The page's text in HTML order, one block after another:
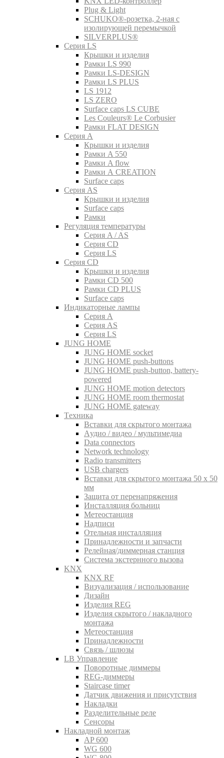
Plug & Light
SCHUKO®-розетка, 2-ная с
изолирующей перемычкой
SILVERPLUS®
Серия LS
Крышки и изделия
Рамки LS 990
Рамки LS-DESIGN
Рамки LS PLUS
LS 1912
LS ZERO
Surface caps LS CUBE
Les Couleurs® Le Corbusier
Рамки FLAT DESIGN
Серия A
Крышки и изделия
Рамки A 550
Рамки A flow
Рамки A CREATION
Surface caps
Серия AS
Крышки и изделия
Surface caps
Рамки
Регуляция температуры
Серия A / AS
Серия CD
Серия LS
Серия CD
Крышки и изделия
Рамки CD 500
Рамки CD PLUS
Surface caps
Индикаторные лампы
Серия A
Серия AS
Серия LS
JUNG HOME
JUNG HOME socket
JUNG HOME push-buttons
JUNG HOME push-button, battery-
powered
JUNG HOME motion detectors
JUNG HOME room thermostat
JUNG HOME gateway
Tехника
Вставки для скрытого монтажа
Aудио / видео / мультимедиа
Data connectors
Network technology
Radio transmitters
USB chargers
Вставки для скрытого монтажа 50 x 50
мм
Защита от перенапряжения
Инсталляция больниц
Метеостанция
Надписи
Отельная инсталляция
Принадлежности и запчасти
Релейная/диммерная станция
Система экстернного вызова
KNX
KNX RF
Визуализация / использование
Дизайн
Изделия REG
Изделия скрытого / накладного
монтажа
Метеостанция
Принадлежности
Связь / шлюзы
LB Управление
Поворотные диммеры
REG-диммеры
Staircase timer
Датчик движения и присутствия
Накладки
Разделительные реле
Сенсоры
Накладной монтаж
AP 600
WG 600